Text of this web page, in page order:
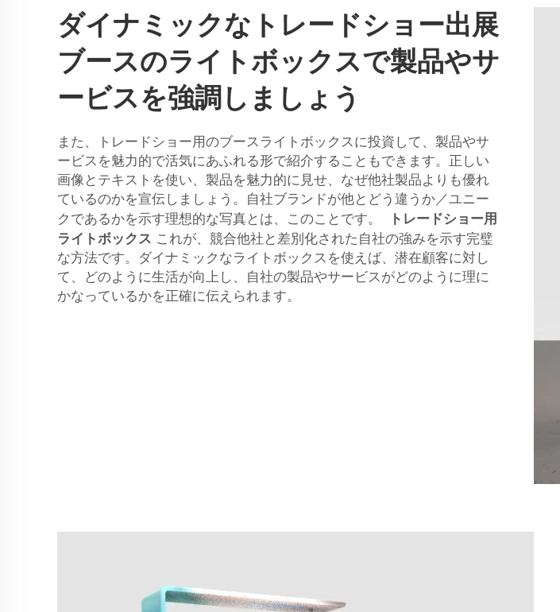
ダイナミックなトレードショー出展
ブースのライトボックスで製品やサ
ービスを強調しましょう
また、トレードショー用のブースライトボックスに投資して、製品やサ
ービスを魅力的で活気にあふれる形で紹介することもできます。正しい
画像とテキストを使い、製品を魅力的に見せ、なぜ他社製品よりも優れ
ているのかを宣伝しましょう。自社ブランドが他とどう違うか／ユニー
クであるかを示す理想的な写真とは、このことです。
トレードショー用
ライトボックス これが、競合他社と差別化された自社の強みを示す完璧
な方法です。ダイナミックなライトボックスを使えば、潜在顧客に対し
て、どのように生活が向上し、自社の製品やサービスがどのように理に
かなっているかを正確に伝えられます。